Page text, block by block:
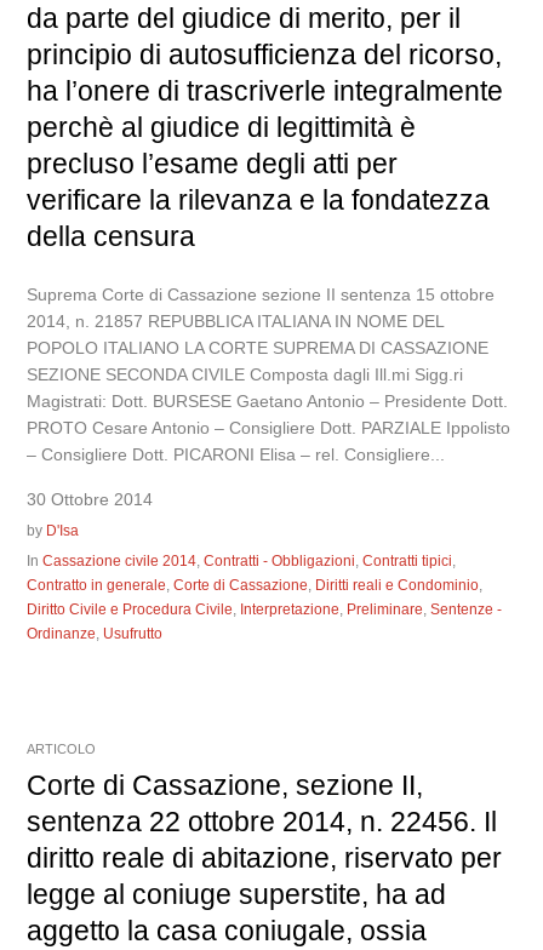
da parte del giudice di merito, per il
principio di autosufficienza del ricorso,
ha l’onere di trascriverle integralmente
perchè al giudice di legittimità è
precluso l’esame degli atti per
verificare la rilevanza e la fondatezza
della censura
Suprema Corte di Cassazione sezione II sentenza 15 ottobre
2014, n. 21857 REPUBBLICA ITALIANA IN NOME DEL
POPOLO ITALIANO LA CORTE SUPREMA DI CASSAZIONE
SEZIONE SECONDA CIVILE Composta dagli Ill.mi Sigg.ri
Magistrati: Dott. BURSESE Gaetano Antonio – Presidente Dott.
PROTO Cesare Antonio – Consigliere Dott. PARZIALE Ippolisto
– Consigliere Dott. PICARONI Elisa – rel. Consigliere...
30 Ottobre 2014
by D'Isa
InCassazione civile 2014,Contratti - Obbligazioni,Contratti tipici,
Contratto in generale,Corte di Cassazione, Diritti reali e Condominio,
Diritto Civile e Procedura Civile, Interpretazione, Preliminare,Sentenze -
Ordinanze, Usufrutto
ARTICOLO
Corte di Cassazione, sezione II,
sentenza 22 ottobre 2014, n. 22456. Il
diritto reale di abitazione, riservato per
legge al coniuge superstite, ha ad
aggetto la casa coniugale, ossia